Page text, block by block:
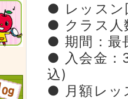
● レッスン
● クラス人
● 期間：最
● 入会金
込)
● 月額レッ